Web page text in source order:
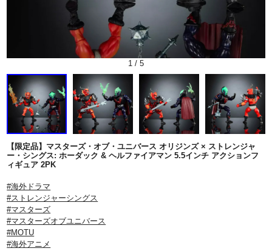
1 / 5
【限定品】マスターズ・オブ・ユニバース オリジンズ × ストレンジャ
ー・シングス: ホーダック & ヘルファイアマン 5.5インチ アクションフ
ィギュア 2PK
#海外ドラマ
#ストレンジャーシングス
#マスターズ
#マスターズオブユニバース
#MOTU
#海外アニメ